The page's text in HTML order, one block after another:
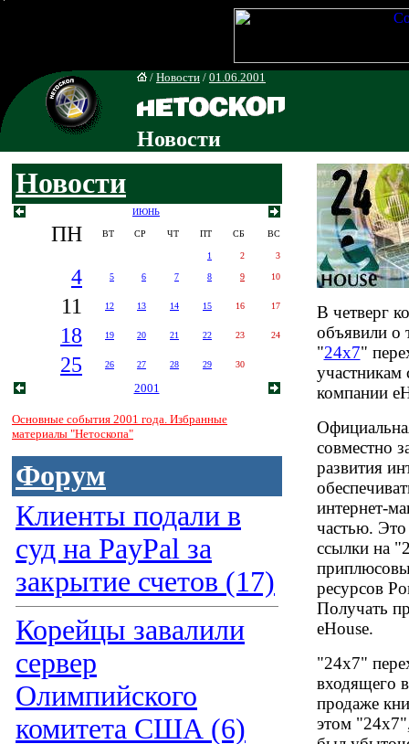
/ Новости / 01.06.2001
Новости
Новости
ИЮНЬ
ПН ВТ СР ЧТ ПТ СБ ВС
1 2 3
4 5 6 7 8 9 10
11 12 13 14 15 16 17
18 19 20 21 22 23 24
25 26 27 28 29 30
2001
Основные события 2001 года. Избранные
материалы "Нетоскопа"
Форум
Клиенты подали в
суд на PayPal за
закрытие счетов (17)
Корейцы завалили
сервер
Олимпийского
комитета США (6)
В четверг
объявили о
"24x7"
участникам
компании
совместно
развития
интернет-
частью. Это
ссылки на
ресурсов
Получать
eHouse.
"24x7"
входящего
продаже
этом